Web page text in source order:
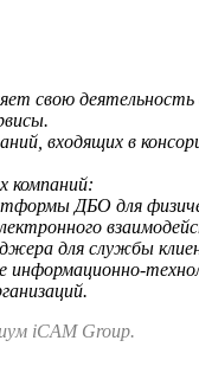
свою деятельность
входящих в
компаний:
ДБО для
для службы
iCAM Group.